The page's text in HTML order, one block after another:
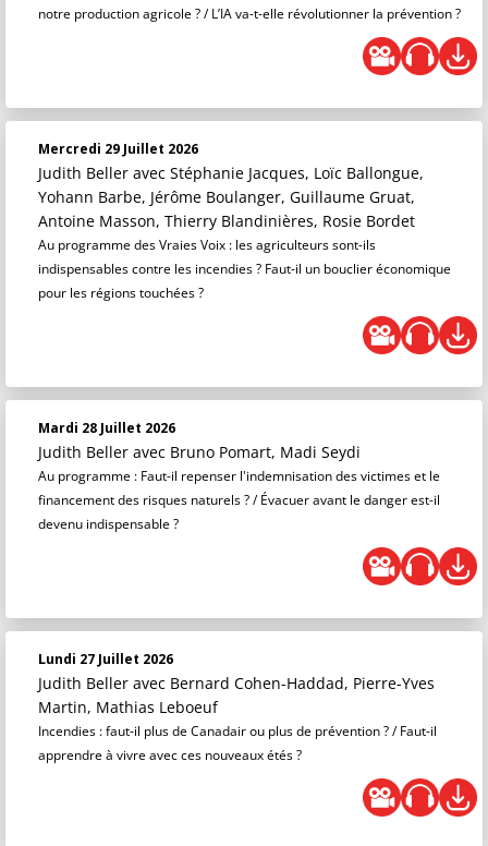
notre production agricole ? / L’IA va-t-elle révolutionner la prévention ?
Mercredi 29 Juillet 2026
Judith Beller avec Stéphanie Jacques, Loïc Ballongue,
Yohann Barbe, Jérôme Boulanger, Guillaume Gruat,
Antoine Masson, Thierry Blandinières, Rosie Bordet
Au programme des Vraies Voix : les agriculteurs sont-ils
indispensables contre les incendies ? Faut-il un bouclier économique
pour les régions touchées ?
Mardi 28 Juillet 2026
Judith Beller avec Bruno Pomart, Madi Seydi
Au programme : Faut-il repenser l'indemnisation des victimes et le
financement des risques naturels ? / Évacuer avant le danger est-il
devenu indispensable ?
Lundi 27 Juillet 2026
Judith Beller avec Bernard Cohen-Haddad, Pierre-Yves
Martin, Mathias Leboeuf
Incendies : faut-il plus de Canadair ou plus de prévention ? / Faut-il
apprendre à vivre avec ces nouveaux étés ?